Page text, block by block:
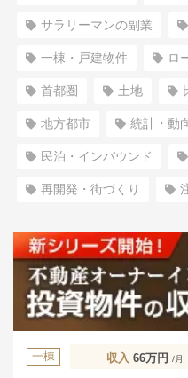
サラリーマンの副業
一棟・戸建物件 ロ
首都圏 土地
地方都市 統計・動
民泊・インバウンド
再開発・街づくり
一棟 収入 66万円 /月